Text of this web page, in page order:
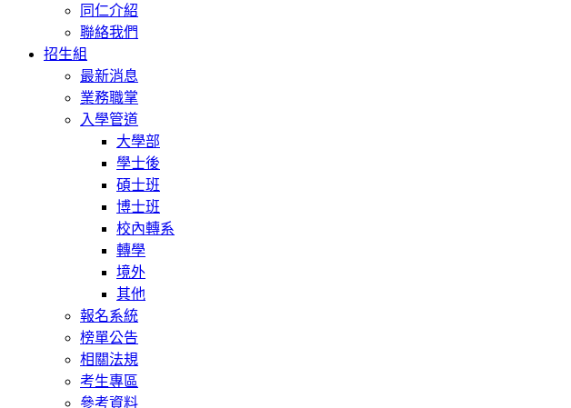
同仁介紹
聯絡我們
招生組
最新消息
業務職掌
入學管道
大學部
學士後
碩士班
博士班
校內轉系
轉學
境外
其他
報名系統
榜單公告
相關法規
考生專區
參考資料